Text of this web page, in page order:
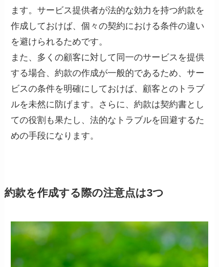
ます。サービス提供者が法的な効力を持つ約款を
作成しておけば、個々の契約における条件の違い
を避けられるためです。
また、多くの顧客に対して同一のサービスを提供
する場合、約款の作成が一般的であるため、サー
ビスの条件を明確にしておけば、顧客とのトラブ
ルを未然に防げます。さらに、約款は契約書とし
ての役割も果たし、法的なトラブルを回避するた
めの手段になります。
約款を作成する際の注意点は3つ